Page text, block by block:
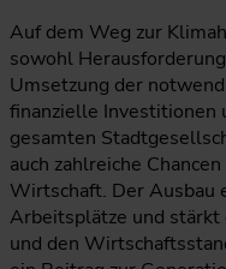
Auf dem Weg zur
sowohl
Umsetzung der
finanzielle Investitionen
gesamten
auch zahlreiche
Wirtschaft. Der Ausbau
Arbeitsplätze und
und den